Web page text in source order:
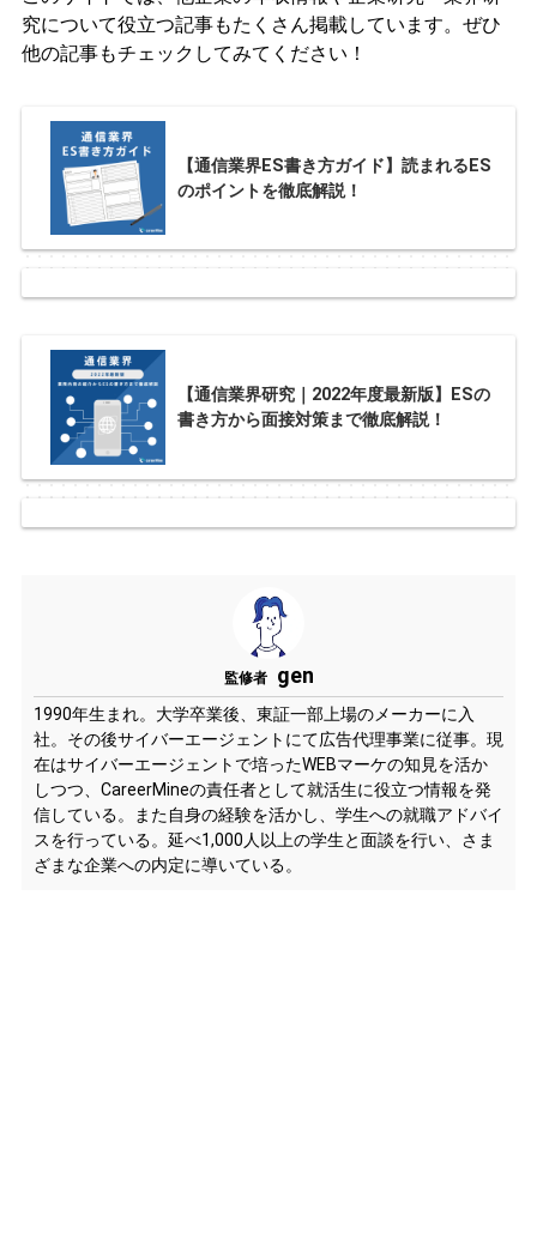
究について役立つ記事もたくさん掲載しています。ぜひ
他の記事もチェックしてみてください！
【通信業界ES書き方ガイド】読まれるES
のポイントを徹底解説！
【通信業界研究｜2022年度最新版】ESの
書き方から面接対策まで徹底解説！
監修者 gen
1990年生まれ。大学卒業後、東証一部上場のメーカーに入
社。その後サイバーエージェントにて広告代理事業に従事。現
在はサイバーエージェントで培ったWEBマーケの知見を活か
しつつ、CareerMineの責任者として就活生に役立つ情報を発
信している。また自身の経験を活かし、学生への就職アドバイ
スを行っている。延べ1,000人以上の学生と面談を行い、さま
ざまな企業への内定に導いている。